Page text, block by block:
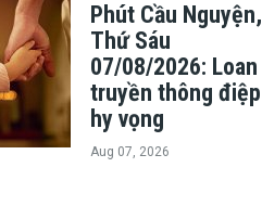
Phút Cầu Nguyện,
Thứ Sáu
07/08/2026: Loan
truyền thông điệp
hy vọng
Aug 07, 2026